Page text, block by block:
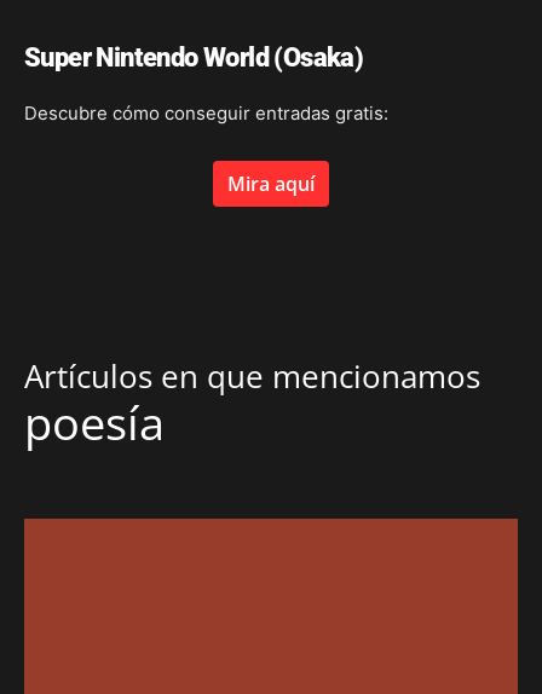
Super Nintendo World (Osaka)
Descubre cómo conseguir entradas gratis:
Mira aquí
Artículos en que mencionamos
poesía